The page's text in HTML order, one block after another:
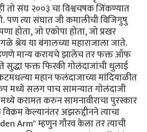
संघ २००३ चा विश्वचषक जिंकण्यात
त्या संघात जी कमालीची विजिगुषु
होता, जो एकोपा होता, जो प्रखर
श्रेय या बंगालच्या महाराजाला जाते.
मान्य करायचे झालेच तर फक्त ऑफ
फक्त फिरकी गोलंदाजांची धुलाई
महान फलंदाजाच्या मांदियाळीत
मध्ये सलग पाच सामन्यात गोलंदाजी
करामत करुन सामनावीराचा पुरस्कार
केल्यानंतर अझरुद्दीनने त्याचा
Arm" म्हणुन गौरव केला तर त्याची